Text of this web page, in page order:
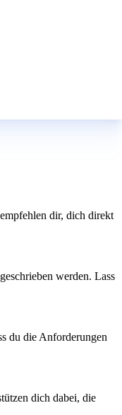
dir, dich direkt
werden. Lass
du die Anforderungen
dich dabei, die